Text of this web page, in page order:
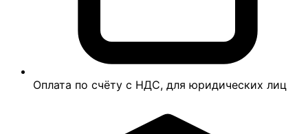
Оплата по счёту с НДС, для юридических лиц